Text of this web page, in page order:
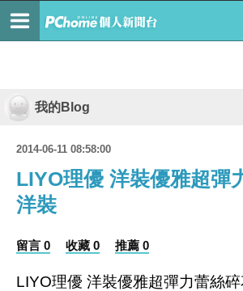
我的Blog
2014-06-11 08:58:00
LIYO理優 洋裝優雅超彈
洋裝
留言 0 收藏 0 推薦 0
LIYO理優 洋裝優雅超彈力蕾絲